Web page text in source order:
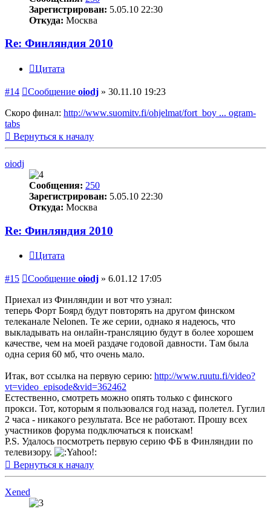
Зарегистрирован: 5.05.10 22:30
Откуда: Москва
Re: Финляндия 2010
Цитата
#14 Сообщение oiodj » 30.11.10 19:23
Скоро финал: http://www.suomitv.fi/ohjelmat/fort_boy ... ogram-
tabs
Вернуться к началу
oiodj
Сообщения: 250
Зарегистрирован: 5.05.10 22:30
Откуда: Москва
Re: Финляндия 2010
Цитата
#15 Сообщение oiodj » 6.01.12 17:05
Приехал из Финляндии и вот что узнал:
теперь Форт Боярд будут повторять на другом финском
телеканале Nelonen. Те же серии, однако я надеюсь, что
выкладывать на онлайн-трансляцию будут в более хорошем
качестве, чем на моей раздаче годовой давности. Там была
одна серия 60 мб, что очень мало.
Итак, вот ссылка на первую серию: http://www.ruutu.fi/video?
vt=video_episode&vid=362462
Естественно, смотреть можно опять только с финского
прокси. Тот, которым я пользовался год назад, полетел. Гуглил
2 часа - никакого результата. Все не работают. Прошу всех
участников форума подключаться к поискам!
P.S. Удалось посмотреть первую серию ФБ в Финляндии по
телевизору.
Вернуться к началу
Xened